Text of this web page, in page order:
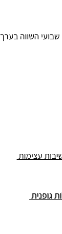
השווה בערך
עצימות
גופנית